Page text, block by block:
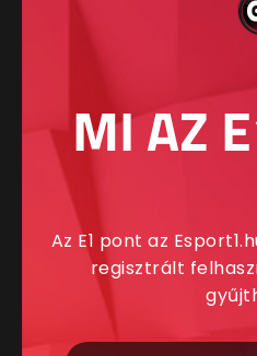
MI AZ
Az E1 pont az
regisztrált